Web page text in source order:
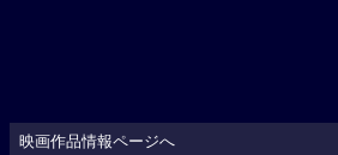
映画作品情報ページへ